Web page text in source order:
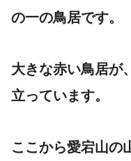
の一の鳥居です。
大きな赤い鳥居が
立っています。
ここから愛宕山の